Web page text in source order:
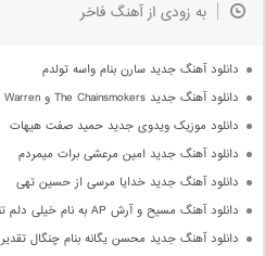
به زودی از آهنگ فاخر
دانلود آهنگ جدید سارن بنام واسه تولدم
دانلود آهنگ جدید The Chainsmokers و Emily Warren بنام Side Effects
دانلود موزیک ویدوی جدید حمید صفت هیهات
دانلود آهنگ جدید امین مرعشی برات میمردم
دانلود آهنگ جدید خدایا مرسی از حسین تهی
دانلود آهنگ مسیح و آرش AP به نام خیلی دلم تنگه
دانلود آهنگ جدید محسن یگانه بنام چنگال تقدیر